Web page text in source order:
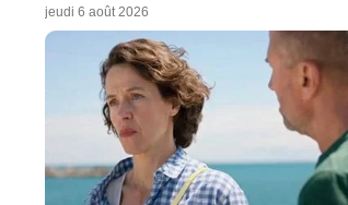
jeudi 6 août 2026